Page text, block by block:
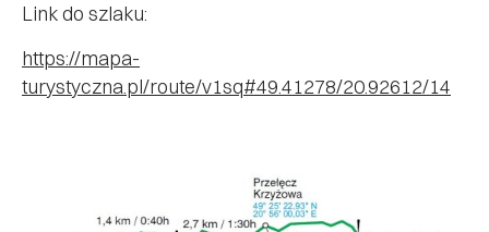
Link do szlaku:
https://mapa-
turystyczna.pl/route/v1sq#49.41278/20.92612/14